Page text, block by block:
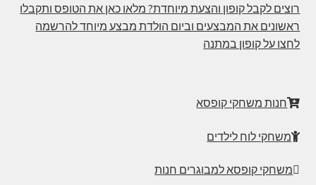
רוצים לקבל קופון והצעת מיוחדת? מלאו כאן את הטופס ותקבלו
ראשונים את המבצעים וביום הולדת מבצע מיוחד להרשמה
לחצו על קופון במתנה
חנות משחקי קופסא
משחקי לוח לילדים
משחקי קופסא למבוגרים חנות